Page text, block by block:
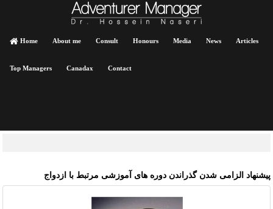
Home About me Consult Honours Media News Articles
Top Managers Canadax Contact
الزامی شدن گذراندن دوره‏ های آموزشی مرتبط با ازدواج